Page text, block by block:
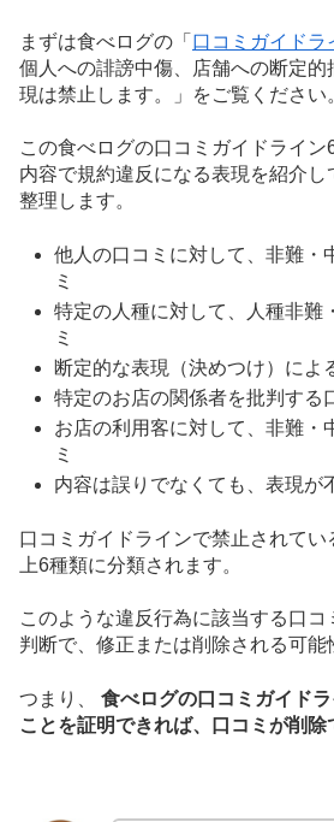
まずは食べログの「 口コミガイドラ
個人への誹謗中傷、店舗への断定的
現は禁止します。」をご覧ください
この食べログの口コミガイドライン
内容で規約違反になる表現を紹介し
整理します。
他人の口コミに対して、非難・
ミ
特定の人種に対して、人種非難
ミ
断定的な表現（決めつけ）によ
特定のお店の関係者を批判する
お店の利用客に対して、非難・
ミ
内容は誤りでなくても、表現が
口コミガイドラインで禁止されてい
上6種類に分類されます。
このような違反行為に該当する口
判断で、修正または削除される可能
つまり、
食べログの口コミガイド
ことを証明できれば、口コミが削除